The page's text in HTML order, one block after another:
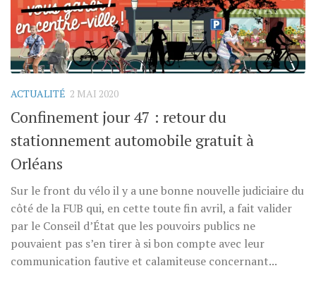
ACTUALITÉ 2 MAI 2020
Confinement jour 47 : retour du
stationnement automobile gratuit à
Orléans
Sur le front du vélo il y a une bonne nouvelle judiciaire du
côté de la FUB qui, en cette toute fin avril, a fait valider
par le Conseil d’État que les pouvoirs publics ne
pouvaient pas s’en tirer à si bon compte avec leur
communication fautive et calamiteuse concernant...